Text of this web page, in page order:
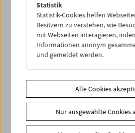
Maria Lassnig inStone Lifting. A Self Portrait in
1971–75, Maria Lassnig
© Maria Lassnig Stiftung
Auswahl hinzufügen
Statistik
Statistik-Cookies helfen
Besitzern zu verstehen, wie
mit Webseiten interagieren,
Informationen anonym
und gemeldet werden.
Alle Cookies
Nur ausgewählte Cookies